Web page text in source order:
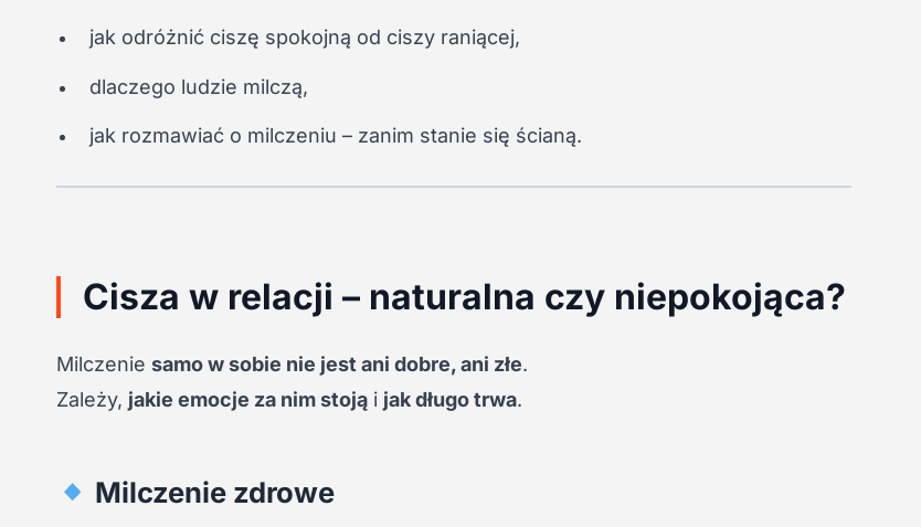
jak odróżnić ciszę spokojną od ciszy raniącej,
dlaczego ludzie milczą,
jak rozmawiać o milczeniu – zanim stanie się ścianą.
Cisza w relacji – naturalna czy niepokojąca?
Milczenie samo w sobie nie jest ani dobre, ani złe.
Zależy, jakie emocje za nim stoją i jak długo trwa.
Milczenie zdrowe